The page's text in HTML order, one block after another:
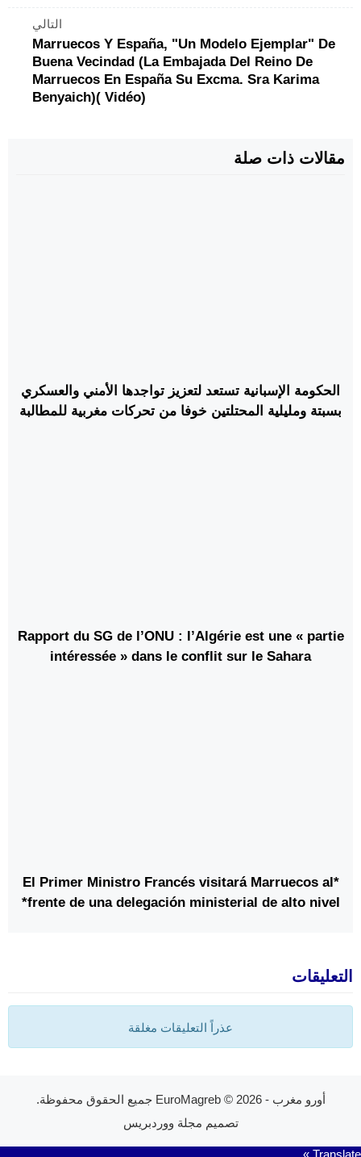
التالي
Marruecos Y España, "un Modelo Ejemplar" De
Buena Vecindad (La Embajada Del Reino De
Marruecos En España Su Excma. Sra Karima
Benyaich)( Vidéo)
مقالات ذات صلة
الحكومة الإسبانية تستعد لتعزيز تواجدها الأمني والعسكري
بسبتة ومليلية المحتلتين خوفا من تحركات مغربية للمطالبة
Rapport du SG de l’ONU : l’Algérie est une « partie
intéressée » dans le conflit sur le Sahara
*El Primer Ministro Francés visitará Marruecos al
frente de una delegación ministerial de alto nivel*
التعليقات
عذراً التعليقات مغلقة
أورو مغرب - EuroMagreb© 2026 جميع الحقوق محفوظة.
تصميم مجلة ووردبريس
Translate »